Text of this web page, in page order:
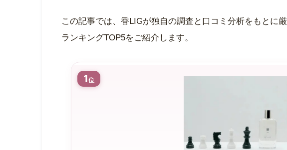
この記事では、香LIGが独自の調査と口コミ分析をもとに
ランキングTOP5をご紹介します。
1位